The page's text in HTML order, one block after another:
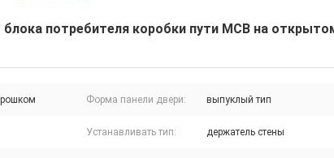
потребителя коробки пути MCB на
Форма панели двери: выпуклый тип
Устанавливать тип: держатель стены